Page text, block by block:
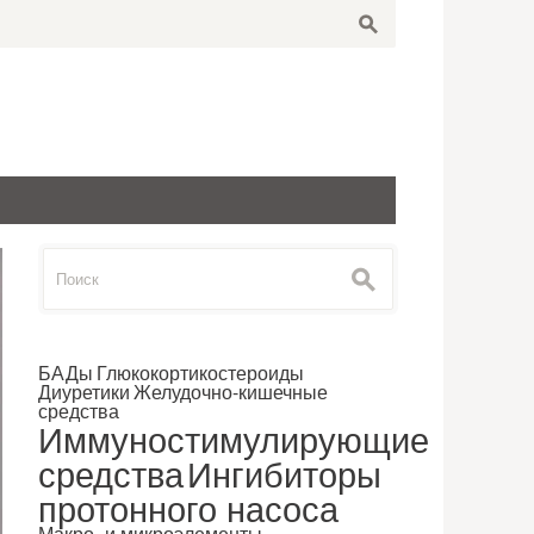
s
for:
s
БАДы Глюкокортикостероиды
ДиуретикиЖелудочно-кишечные
средства
Иммуностимулирующие
средстваИнгибиторы
протонного насоса